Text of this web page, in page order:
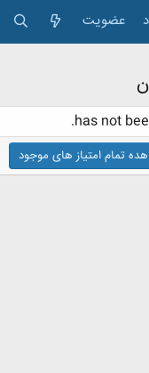
عضویت
تمام امتیاز های موجود